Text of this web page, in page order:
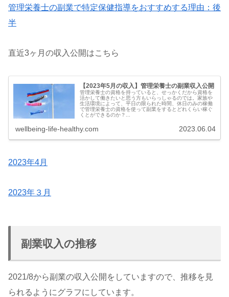
管理栄養士の副業で特定保健指導をおすすめする理由：後
半
直近3ヶ月の収入公開はこちら
【2023年5月の収入】管理栄養士の副業収入公開
管理栄養士の資格を持っていると、せっかくだから資格を
活かして働きたいと思う方もいらっしゃるのでは。家族や
生活環境によって、平日の限られた時間、休日のみの稼働
で管理栄養士の資格を使って副業をするとどれくらい稼ぐ
くとができるのか？...
wellbeing-life-healthy.com 2023.06.04
2023年4月
2023年３月
副業収入の推移
2021/8から副業の収入公開をしていますので、推移を見
られるようにグラフにしています。